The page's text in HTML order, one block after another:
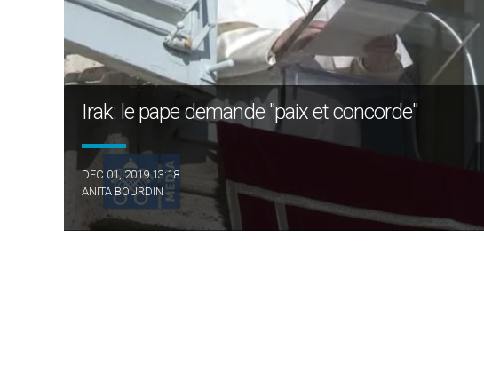
Irak: le pape demande "paix et concorde"
DEC 01, 2019 13:18
ANITA BOURDIN